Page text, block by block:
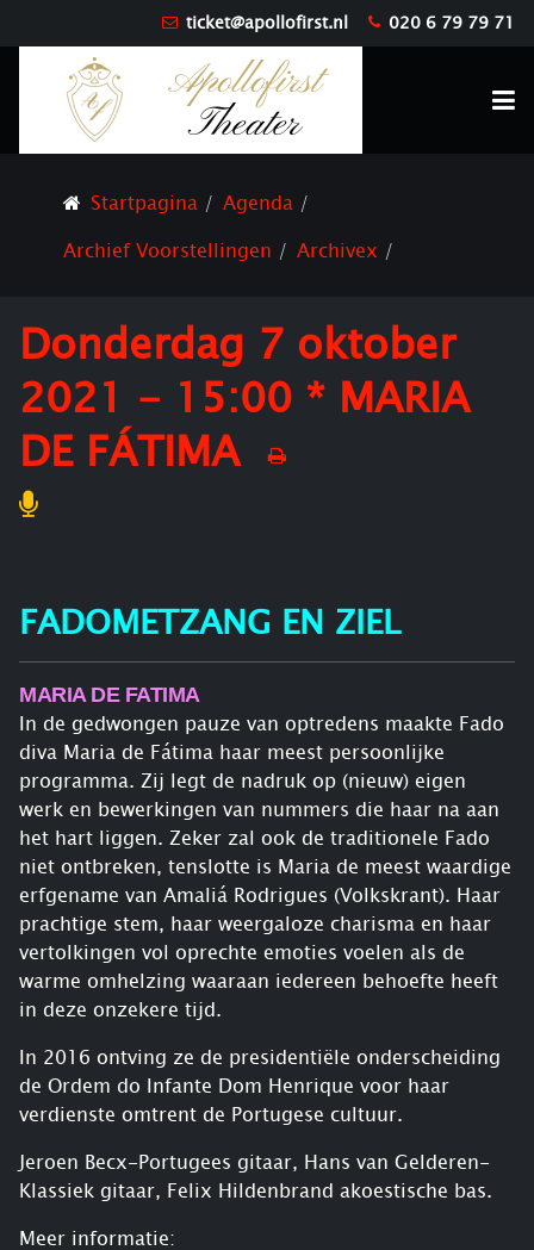
ticket@apollofirst.nl 020 6 79 79 71
Startpagina
Agenda
Archief Voorstellingen
Archivex
Donderdag 7 oktober
2021 - 15:00 * MARIA
DE FÁTIMA
FADOMETZANG EN ZIEL
MARIA DE FATIMA
In de gedwongen pauze van optredens maakte Fado
diva Maria de Fátima haar meest persoonlijke
programma. Zij legt de nadruk op (nieuw) eigen
werk en bewerkingen van nummers die haar na aan
het hart liggen. Zeker zal ook de traditionele Fado
niet ontbreken, tenslotte is Maria de meest waardige
erfgename van Amaliá Rodrigues (Volkskrant). Haar
prachtige stem, haar weergaloze charisma en haar
vertolkingen vol oprechte emoties voelen als de
warme omhelzing waaraan iedereen behoefte heeft
in deze onzekere tijd.
In 2016 ontving ze de presidentiële onderscheiding
de Ordem do Infante Dom Henrique voor haar
verdienste omtrent de Portugese cultuur.
Jeroen Becx-Portugees gitaar, Hans van Gelderen-
Klassiek gitaar, Felix Hildenbrand akoestische bas.
Meer informatie: